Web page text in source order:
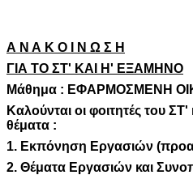
Α Ν Α Κ Ο Ι Ν Ω Σ Η
ΓΙΑ ΤΟ ΣΤ' ΚΑΙ Η' ΕΞΑΜΗΝΟ
Μάθημα : ΕΦΑΡΜΟΣΜΕΝΗ
Καλούνται οι φοιτητές του
θέματα :
1. Εκπόνηση Εργασιών
2. Θέματα Εργασιών και